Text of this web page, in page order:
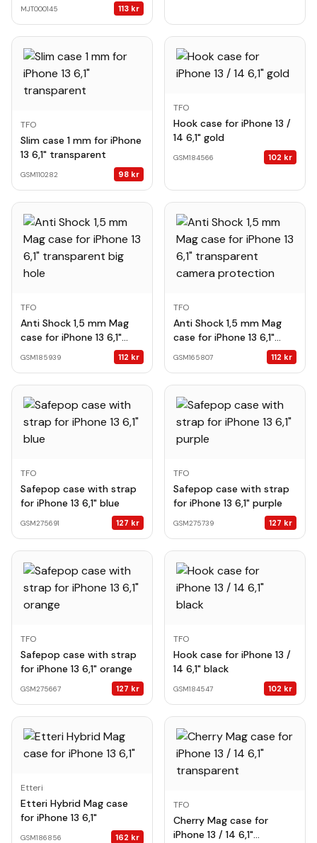
MJT000145 113 kr
TFO
Slim case 1 mm for iPhone
13 6,1" transparent
GSM110282 98 kr
TFO
Hook case for iPhone 13 /
14 6,1" gold
GSM184566 102 kr
TFO
Anti Shock 1,5 mm Mag
case for iPhone 13 6,1"
transparent big hole
GSM185939 112 kr
TFO
Anti Shock 1,5 mm Mag
case for iPhone 13 6,1"
transparent camera
GSM165807 112 kr
TFO
Safepop case with strap
for iPhone 13 6,1" blue
GSM275691 127 kr
TFO
Safepop case with strap
for iPhone 13 6,1" purple
GSM275739 127 kr
TFO
Safepop case with strap
for iPhone 13 6,1" orange
GSM275667 127 kr
TFO
Hook case for iPhone 13 /
14 6,1" black
GSM184547 102 kr
Etteri
Etteri Hybrid Mag case
for iPhone 13 6,1"
GSM186856 162 kr
TFO
Cherry Mag case for
iPhone 13 / 14 6,1"